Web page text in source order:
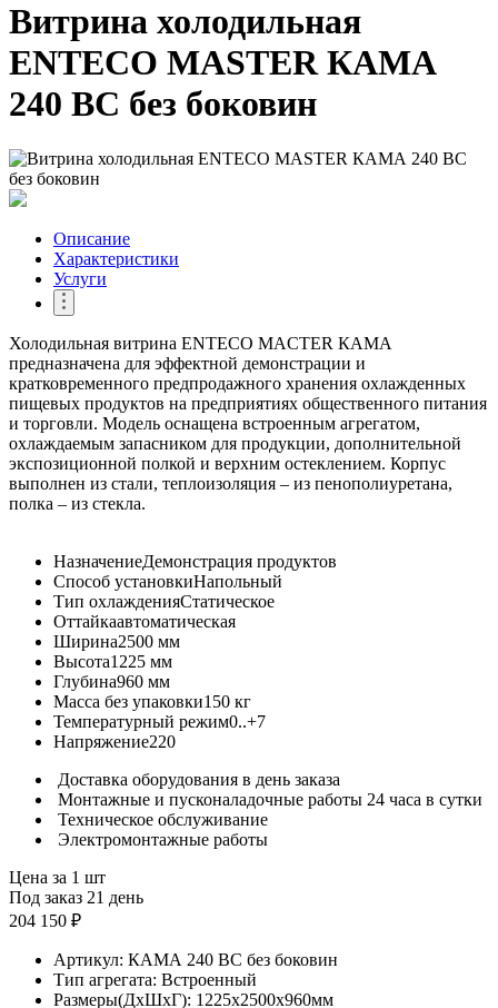
Витрина холодильная
ENTECO MASTER КАМА
240 BC без боковин
Описание
Характеристики
Услуги
Холодильная витрина ENTECO MACTER КАМА
предназначена для эффектной демонстрации и
кратковременного предпродажного хранения охлажденных
пищевых продуктов на предприятиях общественного питания
и торговли. Модель оснащена встроенным агрегатом,
охлаждаемым запасником для продукции, дополнительной
экспозиционной полкой и верхним остеклением. Корпус
выполнен из стали, теплоизоляция – из пенополиуретана,
полка – из стекла.
НазначениеДемонстрация продуктов
Способ установкиНапольный
Тип охлажденияСтатическое
Оттайкаавтоматическая
Ширина2500 мм
Высота1225 мм
Глубина960 мм
Масса без упаковки150 кг
Температурный режим0..+7
Напряжение220
Доставка оборудования в день заказа
Монтажные и пусконаладочные работы 24 часа в сутки
Техническое обслуживание
Электромонтажные работы
Цена за 1 шт
Под заказ 21 день
204 150 ₽
Артикул: КАМА 240 BC без боковин
Тип агрегата: Встроенный
Размеры(ДхШхГ): 1225x2500x960мм